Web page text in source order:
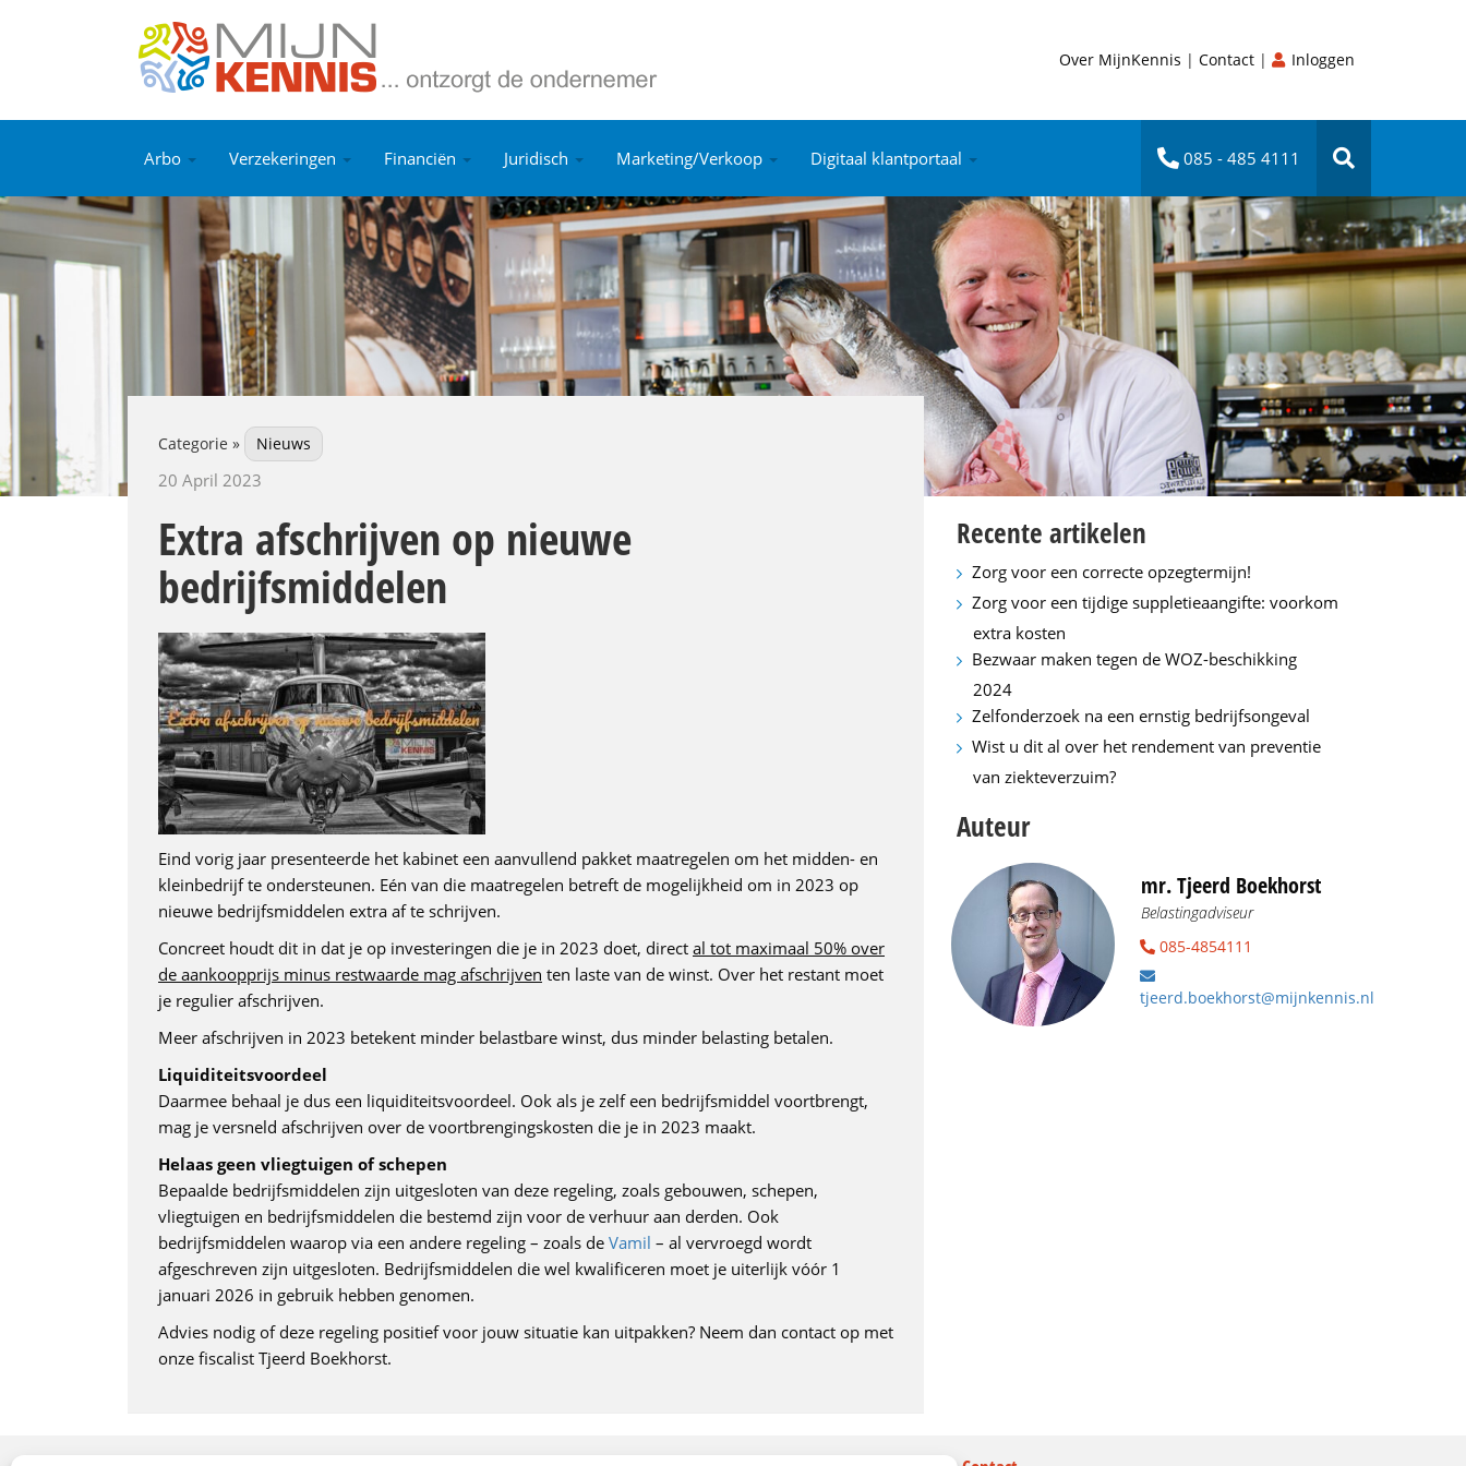
Over MijnKennis | Contact | Inloggen
Arbo Verzekeringen Financiën Juridisch Marketing/Verkoop Digitaal klantportaal 085 - 485 4111
Categorie » Nieuws
20 April 2023
Extra afschrijven op nieuwe
bedrijfsmiddelen
Eind vorig jaar presenteerde het kabinet een aanvullend pakket maatregelen om het midden- en
kleinbedrijf te ondersteunen. Eén van die maatregelen betreft de mogelijkheid om in 2023 op
nieuwe bedrijfsmiddelen extra af te schrijven.
Concreet houdt dit in dat je op investeringen die je in 2023 doet, direct al tot maximaal 50% over
de aankoopprijs minus restwaarde mag afschrijven ten laste van de winst. Over het restant moet
je regulier afschrijven.
Meer afschrijven in 2023 betekent minder belastbare winst, dus minder belasting betalen.
Liquiditeitsvoordeel
Daarmee behaal je dus een liquiditeitsvoordeel. Ook als je zelf een bedrijfsmiddel voortbrengt,
mag je versneld afschrijven over de voortbrengingskosten die je in 2023 maakt.
Helaas geen vliegtuigen of schepen
Bepaalde bedrijfsmiddelen zijn uitgesloten van deze regeling, zoals gebouwen, schepen,
vliegtuigen en bedrijfsmiddelen die bestemd zijn voor de verhuur aan derden. Ook
bedrijfsmiddelen waarop via een andere regeling – zoals de Vamil – al vervroegd wordt
afgeschreven zijn uitgesloten. Bedrijfsmiddelen die wel kwalificeren moet je uiterlijk vóór 1
januari 2026 in gebruik hebben genomen.
Advies nodig of deze regeling positief voor jouw situatie kan uitpakken? Neem dan contact op met
onze fiscalist Tjeerd Boekhorst.
Recente artikelen
Zorg voor een correcte opzegtermijn!
Zorg voor een tijdige suppletieaangifte: voorkom
extra kosten
Bezwaar maken tegen de WOZ-beschikking
2024
Zelfonderzoek na een ernstig bedrijfsongeval
Wist u dit al over het rendement van preventie
van ziekteverzuim?
Auteur
mr. Tjeerd Boekhorst
Belastingadviseur
085-4854111
tjeerd.boekhorst@mijnkennis.nl